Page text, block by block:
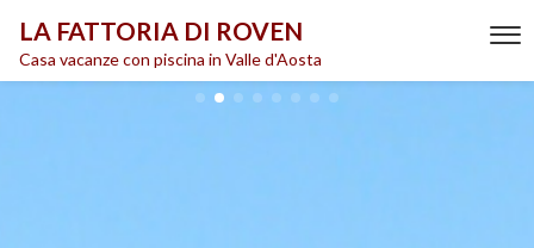
LA FATTORIA DI ROVEN
Casa vacanze con piscina in Valle d'Aosta